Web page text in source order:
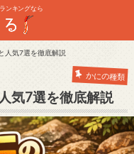
ンキングなら
人気7選を徹底解説
かにの種類
気7選を徹底解説